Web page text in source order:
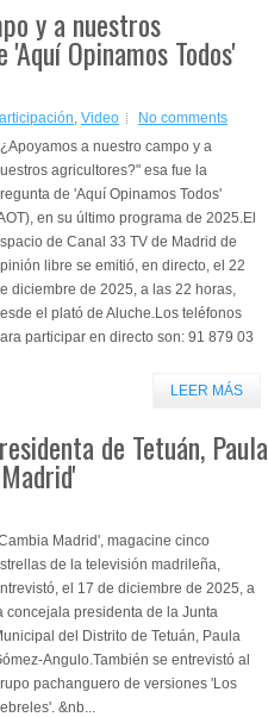
y a nuestros
Opinamos Todos'
, Video
No comments
a nuestro campo y a
agricultores?" esa fue la
de 'Aquí Opinamos Todos'
en su último programa de 2025.El
de Canal 33 TV de Madrid de
libre se emitió, en directo, el 22
diciembre de 2025, a las 22 horas,
el plató de Aluche.Los teléfonos
participar en directo son: 91 879 03
LEER MÁS
de Tetuán, Paula
Madrid', magacine cinco
de la televisión madrileña,
el 17 de diciembre de 2025, a
concejala presidenta de la Junta
del Distrito de Tetuán, Paula
Angulo.También se entrevistó al
pachanguero de versiones 'Los
&nb...